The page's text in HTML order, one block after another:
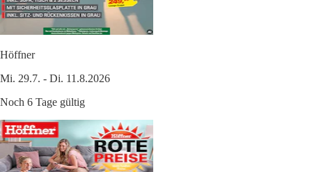
Höffner
Mi. 29.7. - Di. 11.8.2026
Noch 6 Tage gültig